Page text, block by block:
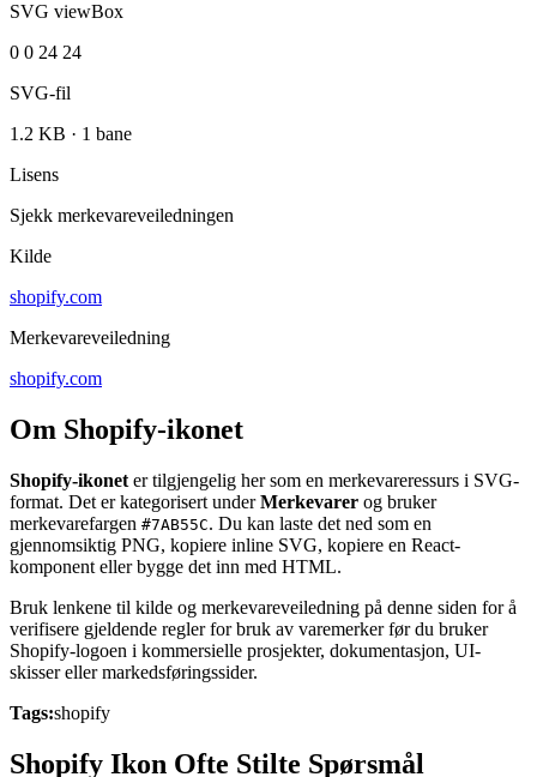
SVG viewBox
0 0 24 24
SVG-fil
1.2 KB · 1 bane
Lisens
Sjekk merkevareveiledningen
Kilde
shopify.com
Merkevareveiledning
shopify.com
Om Shopify-ikonet
Shopify-ikonet er tilgjengelig her som en merkevareressurs i SVG-
format. Det er kategorisert underMerkevarer og bruker
merkevarefargen #7AB55C. Du kan laste det ned som en
gjennomsiktig PNG, kopiere inline SVG, kopiere en React-
komponent eller bygge det inn med HTML.
Bruk lenkene til kilde og merkevareveiledning på denne siden for å
verifisere gjeldende regler for bruk av varemerker før du bruker
Shopify-logoen i kommersielle prosjekter, dokumentasjon, UI-
skisser eller markedsføringssider.
Tags:shopify
Shopify Ikon Ofte Stilte Spørsmål